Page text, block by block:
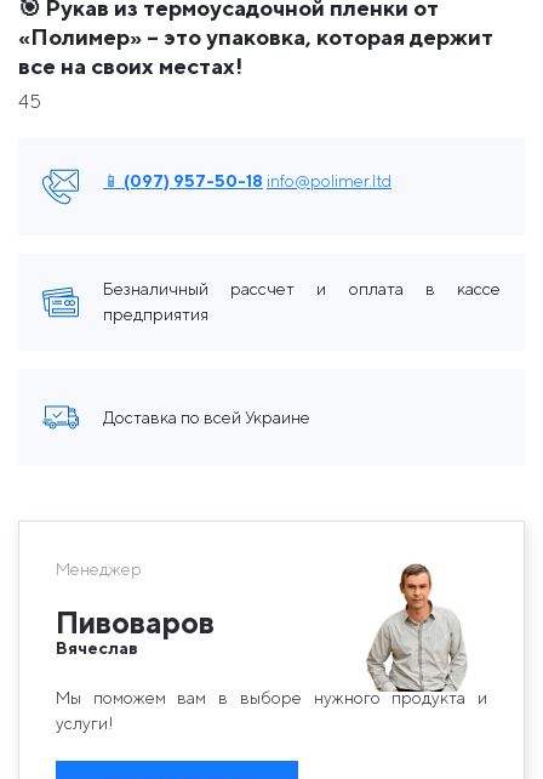
🎯 Рукав из термоусадочной пленки от
«Полимер» – это упаковка, которая держит
все на своих местах!
45
📱 (097) 957-50-18 info@polimer.ltd
Безналичный рассчет и оплата в кассе
предприятия
Доставка по всей Украине
Менеджер
Пивоваров
Вячеслав
Мы поможем вам в выборе нужного продукта и
услуги!